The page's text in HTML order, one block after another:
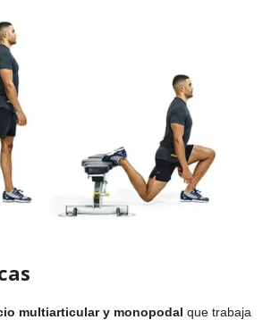
multiarticular y monopodal que trabaja